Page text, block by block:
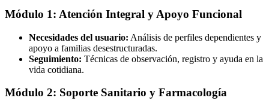
Módulo 1: Atención Integral y Apoyo Funcional
Necesidades del usuario: Análisis de perfiles dependientes y
apoyo a familias desestructuradas.
Seguimiento: Técnicas de observación, registro y ayuda en la
vida cotidiana.
Módulo 2: Soporte Sanitario y Farmacología